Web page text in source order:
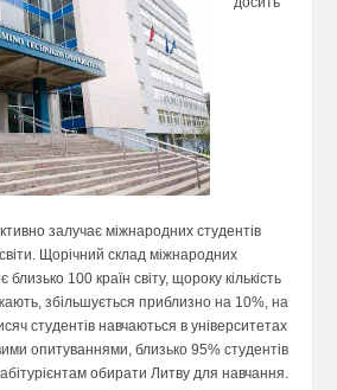
залучає міжнародних студентів
Щорічний склад міжнародних
близько 100 країн світу, щороку кількість
збільшується приблизно на 10%, на
студентів навчаються в університетах
опитуваннями, близько 95% студентів
обирати Литву для навчання.